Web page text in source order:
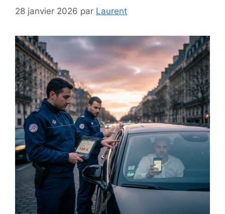
28 janvier 2026 par Laurent